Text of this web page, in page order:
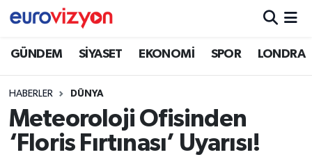
GÜNDEM SİYASET EKONOMİ SPOR LONDRA
HABERLER DÜNYA
Meteoroloji Ofisinden
‘Floris Fırtınası’ Uyarısı!